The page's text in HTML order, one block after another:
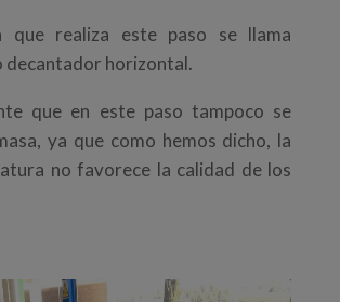
que realiza este paso se llama
decantador horizontal.
que en este paso tampoco se
ya que como hemos dicho, la
no favorece la calidad de los